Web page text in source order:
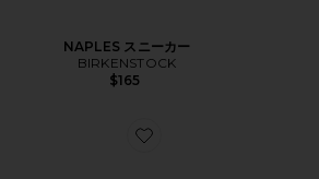
NAPLES スニーカー
BIRKENSTOCK
$165
Favorite BOSTON スニーカー